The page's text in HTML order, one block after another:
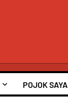
POJOK SAYA